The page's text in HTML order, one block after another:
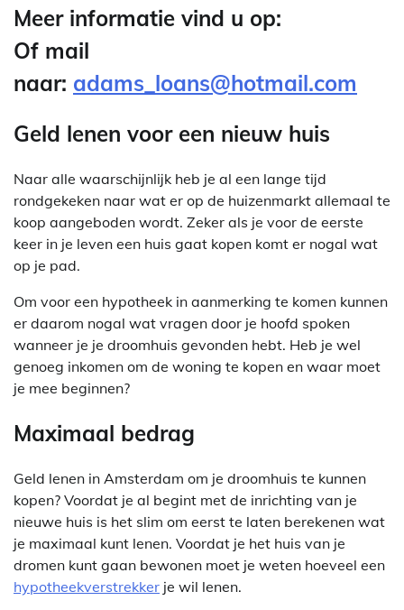
Meer informatie vind u op:
Of mail
naar: adams_loans@hotmail.com
Geld lenen voor een nieuw huis
Naar alle waarschijnlijk heb je al een lange tijd
rondgekeken naar wat er op de huizenmarkt allemaal te
koop aangeboden wordt. Zeker als je voor de eerste
keer in je leven een huis gaat kopen komt er nogal wat
op je pad.
Om voor een hypotheek in aanmerking te komen kunnen
er daarom nogal wat vragen door je hoofd spoken
wanneer je je droomhuis gevonden hebt. Heb je wel
genoeg inkomen om de woning te kopen en waar moet
je mee beginnen?
Maximaal bedrag
Geld lenen in Amsterdam om je droomhuis te kunnen
kopen? Voordat je al begint met de inrichting van je
nieuwe huis is het slim om eerst te laten berekenen wat
je maximaal kunt lenen. Voordat je het huis van je
dromen kunt gaan bewonen moet je weten hoeveel een
hypotheekverstrekker je wil lenen.